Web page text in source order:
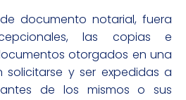
documento notarial, fuera
las copias e
otorgados en una
y ser expedidas a
de los mismos o sus